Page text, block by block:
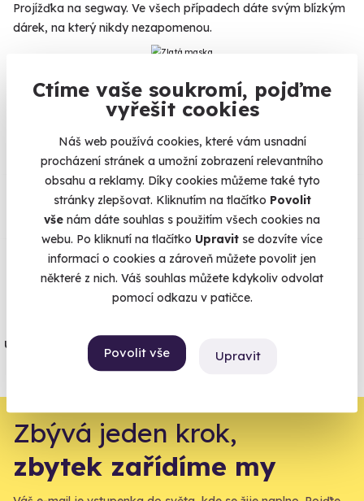
Ctíme vaše soukromí, pojďme
vyřešit cookies
Náš web používá cookies, které vám usnadní
procházení stránek a umožní zobrazení relevantního
obsahu a reklamy. Díky cookies můžeme také tyto
stránky zlepšovat. Kliknutím na tlačítko Povolit
vše nám dáte souhlas s použitím všech cookies na
webu. Po kliknutí na tlačítko Upravit se dozvíte více
informací o cookies a zároveň můžete povolit jen
některé z nich. Váš souhlas můžete kdykoliv odvolat
pomocí odkazu v patičce.
Povolit vše Upravit
Projížďka na segway. Ve všech případech dáte svým blízkým
dárek, na který nikdy nezapomenou.
Naheureka.czmáme
96% spokojenost zákazníků.
Co si o nás myslí
Zobraz ohlasy
Vše umíme pojistit
úrazové pojištění z nabídky zážitkových
Zbývá jeden krok,
zbytek zařídíme my